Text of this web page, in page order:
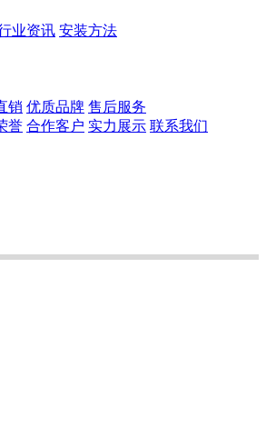
业资讯 安装方法
销 优质品牌 售后服务
誉 合作客户 实力展示 联系我们